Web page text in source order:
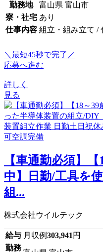
勤務地
富山県 富山市
寮・社宅 あり
仕事内容 組立・組み立て /
＼最短45秒で完了／
応募へ進む
詳しく
見る
【車通勤必須】
中】日勤/工具を
組...
株式会社ウイルテック
給与 月収例303,941 円
勤務